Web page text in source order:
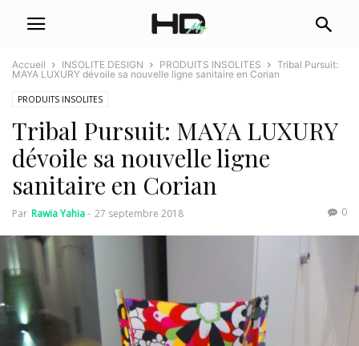
Accueil INSOLITE DESIGN PRODUITS INSOLITES
Tribal Pursuit:
MAYA LUXURY dévoile sa nouvelle ligne sanitaire en Corian
PRODUITS INSOLITES
Tribal Pursuit: MAYA LUXURY
dévoile sa nouvelle ligne
sanitaire en Corian
Par Rawia Yahia- 27 septembre 2018 0